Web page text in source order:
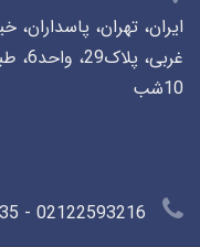
ایران، تهران، پاسداران،
10شب